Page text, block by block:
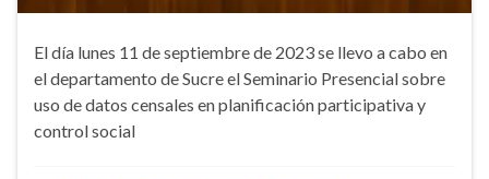
El día lunes 11 de septiembre de 2023 se llevo a cabo en
el departamento de Sucre el Seminario Presencial sobre
uso de datos censales en planificación participativa y
control social